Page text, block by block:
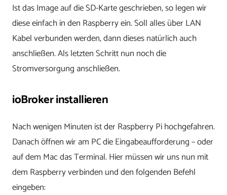
Ist das Image auf die SD-Karte geschrieben, so legen wir
diese einfach in den Raspberry ein. Soll alles über LAN
Kabel verbunden werden, dann dieses natürlich auch
anschließen. Als letzten Schritt nun noch die
Stromversorgung anschließen.
ioBroker installieren
Nach wenigen Minuten ist der Raspberry Pi hochgefahren.
Danach öffnen wir am PC die Eingabeaufforderung – oder
auf dem Mac das Terminal. Hier müssen wir uns nun mit
dem Raspberry verbinden und den folgenden Befehl
eingeben: